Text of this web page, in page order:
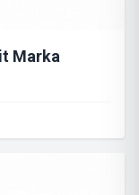
Marka